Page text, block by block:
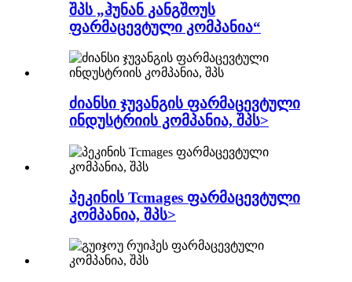
შპს „ჰუნან კანგშოუს
ფარმაცევტული კომპანია“
ძიანსი ჯუვანგის ფარმაცევტული
ინდუსტრიის კომპანია, შპს>
პეკინის Tcmages ფარმაცევტული
კომპანია, შპს>